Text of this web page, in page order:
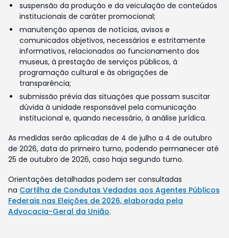
suspensão da produção e da veiculação de conteúdos
institucionais de caráter promocional;
manutenção apenas de notícias, avisos e
comunicados objetivos, necessários e estritamente
informativos, relacionados ao funcionamento dos
museus, à prestação de serviços públicos, à
programação cultural e às obrigações de
transparência;
submissão prévia das situações que possam suscitar
dúvida à unidade responsável pela comunicação
institucional e, quando necessário, à análise jurídica.
As medidas serão aplicadas de 4 de julho a 4 de outubro
de 2026, data do primeiro turno, podendo permanecer até
25 de outubro de 2026, caso haja segundo turno.
Orientações detalhadas podem ser consultadas
na Cartilha de Condutas Vedadas aos Agentes Públicos
Federais nas Eleições de 2026, elaborada pela
Advocacia-Geral da União.